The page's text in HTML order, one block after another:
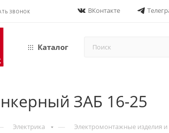
ЗВОНОК ВКонтакте
Каталог
ЗАБ 16-25
Электрика — Электромонтажные изделия